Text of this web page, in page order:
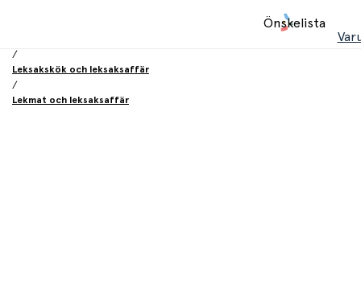
Önskelista
/
Leksakskök och leksaksaffär
/
Lekmat och leksaksaffär